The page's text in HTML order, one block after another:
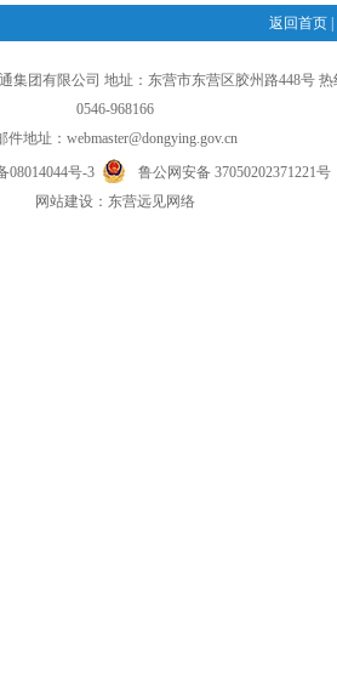
返回首页
集团有限公司 地址：东营市东营区胶州路448号
0546-968166
件地址： webmaster@dongying.gov.cn
08014044号-3
鲁公网安备 37050202371221号
网站建设： 东营远见网络